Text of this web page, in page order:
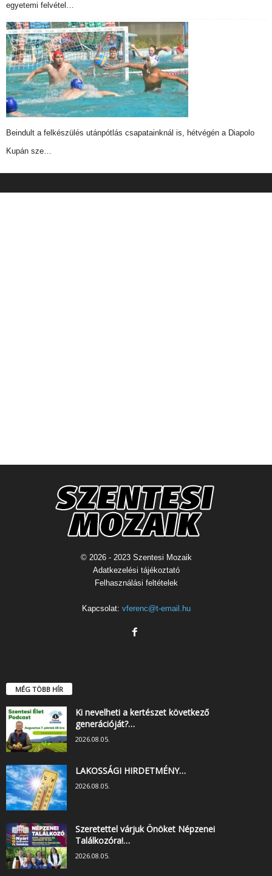
egyetemi felvétel…
Beindult a felkészülés utánpótlás csapatainknál is, hétvégén a Diapolo
Kupán sze…
© 2026 - 2023 Szentesi Mozaik
Adatkezelési tájékoztató
Felhasználási feltételek
Kapcsolat: vferenc@t-email.hu
MÉG TÖBB HÍR
Ki nevelheti a kertészet következő
generációját?…
2026.08.05.
LAKOSSÁGI HIRDETMÉNY…
2026.08.05.
Szeretettel várjuk Önöket Népzenei
Találkozóra!…
2026.08.05.